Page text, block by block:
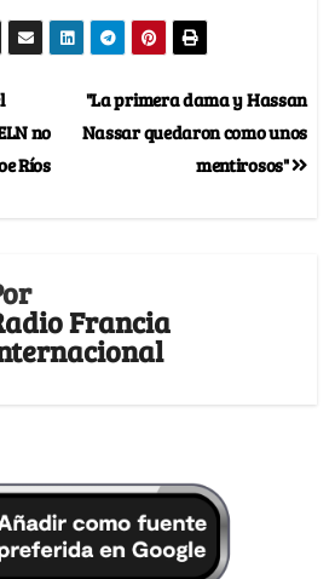
"La primera dama y Hassan
Nassar quedaron como unos
mentirosos"
no
Ríos
Francia